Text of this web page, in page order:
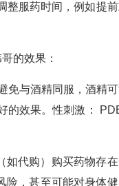
整服药时间，例如提
的效果：
免与酒精同服，酒精
的效果。性刺激：
如代购）购买药物存
险，甚至可能对身体